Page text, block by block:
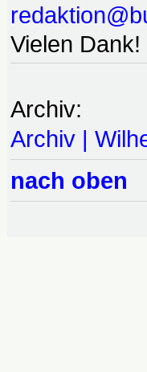
Vielen Dank!
Archiv:
Archiv |
nach oben